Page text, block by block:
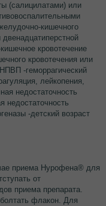
(салицилатами) или
кишечного
кровотечение
кровотечения или
-геморрагический
лейкопения,
недостаточность
недостаточность
-детский возраст
приема Нурофена® для
от
приема препарата.
флакон. Для